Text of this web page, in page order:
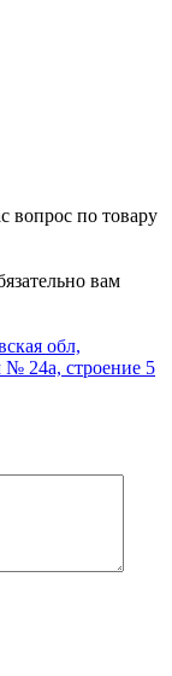
вопрос по товару
вам
обл,
№ 24а, строение 5